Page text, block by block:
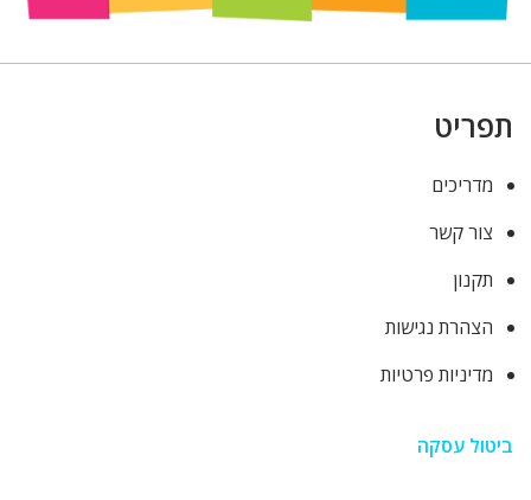
תפריט
מדריכים
צור קשר
תקנון
הצהרת נגישות
מדיניות פרטיות
ביטול עסקה